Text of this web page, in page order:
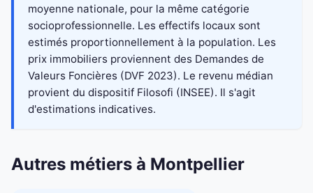
moyenne nationale, pour la même catégorie
socioprofessionnelle. Les effectifs locaux sont
estimés proportionnellement à la population. Les
prix immobiliers proviennent des Demandes de
Valeurs Foncières (DVF 2023). Le revenu médian
provient du dispositif Filosofi (INSEE). Il s'agit
d'estimations indicatives.
Autres métiers à Montpellier